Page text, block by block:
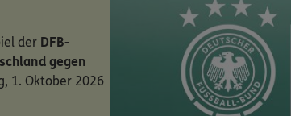
der DFB-
gegen
1. Oktober 2026